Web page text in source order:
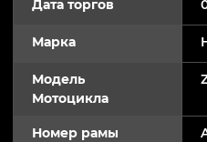
Дата торгов
Марка
Модель
Мотоцикла
Номер рамы